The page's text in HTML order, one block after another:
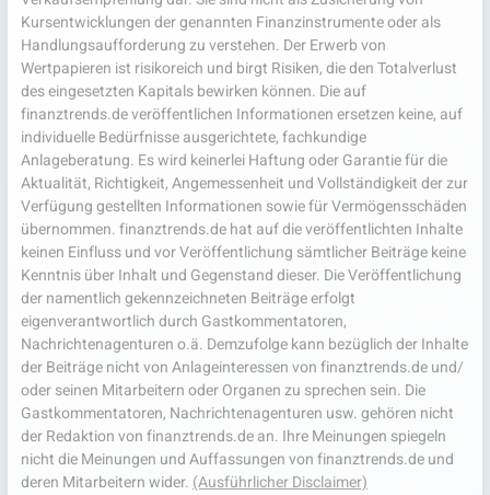
Kursentwicklungen der genannten Finanzinstrumente oder als
Handlungsaufforderung zu verstehen. Der Erwerb von
Wertpapieren ist risikoreich und birgt Risiken, die den Totalverlust
des eingesetzten Kapitals bewirken können. Die auf
finanztrends.de veröffentlichen Informationen ersetzen keine, auf
individuelle Bedürfnisse ausgerichtete, fachkundige
Anlageberatung. Es wird keinerlei Haftung oder Garantie für die
Aktualität, Richtigkeit, Angemessenheit und Vollständigkeit der zur
Verfügung gestellten Informationen sowie für Vermögensschäden
übernommen. finanztrends.de hat auf die veröffentlichten Inhalte
keinen Einfluss und vor Veröffentlichung sämtlicher Beiträge keine
Kenntnis über Inhalt und Gegenstand dieser. Die Veröffentlichung
der namentlich gekennzeichneten Beiträge erfolgt
eigenverantwortlich durch Gastkommentatoren,
Nachrichtenagenturen o.ä. Demzufolge kann bezüglich der Inhalte
der Beiträge nicht von Anlageinteressen von finanztrends.de und/
oder seinen Mitarbeitern oder Organen zu sprechen sein. Die
Gastkommentatoren, Nachrichtenagenturen usw. gehören nicht
der Redaktion von finanztrends.de an. Ihre Meinungen spiegeln
nicht die Meinungen und Auffassungen von finanztrends.de und
deren Mitarbeitern wider. (Ausführlicher Disclaimer)